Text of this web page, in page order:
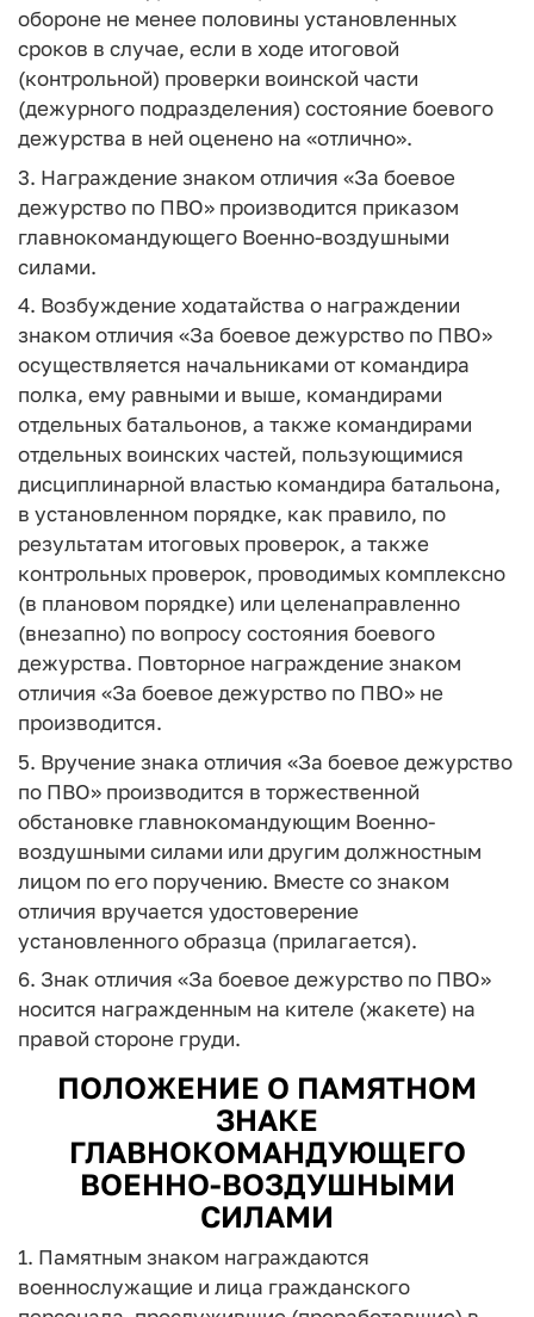
обороне не менее половины установленных
сроков в случае, если в ходе итоговой
(контрольной) проверки воинской части
(дежурного подразделения) состояние боевого
дежурства в ней оценено на «отлично».
3. Награждение знаком отличия «За боевое
дежурство по ПВО» производится приказом
главнокомандующего Военно-воздушными
силами.
4. Возбуждение ходатайства о награждении
знаком отличия «За боевое дежурство по ПВО»
осуществляется начальниками от командира
полка, ему равными и выше, командирами
отдельных батальонов, а также командирами
отдельных воинских частей, пользующимися
дисциплинарной властью командира батальона,
в установленном порядке, как правило, по
результатам итоговых проверок, а также
контрольных проверок, проводимых комплексно
(в плановом порядке) или целенаправленно
(внезапно) по вопросу состояния боевого
дежурства. Повторное награждение знаком
отличия «За боевое дежурство по ПВО» не
производится.
5. Вручение знака отличия «За боевое дежурство
по ПВО» производится в торжественной
обстановке главнокомандующим Военно-
воздушными силами или другим должностным
лицом по его поручению. Вместе со знаком
отличия вручается удостоверение
установленного образца (прилагается).
6. Знак отличия «За боевое дежурство по ПВО»
носится награжденным на кителе (жакете) на
правой стороне груди.
ПОЛОЖЕНИЕ О ПАМЯТНОМ
ЗНАКЕ
ГЛАВНОКОМАНДУЮЩЕГО
ВОЕННО-ВОЗДУШНЫМИ
СИЛАМИ
1. Памятным знаком награждаются
военнослужащие и лица гражданского